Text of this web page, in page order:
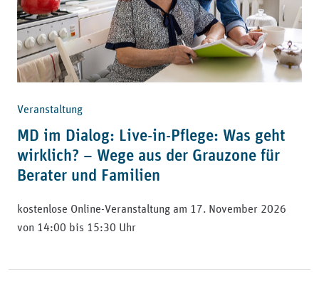
Veranstaltung
MD im Dialog: Live-in-Pflege: Was geht
wirklich? – Wege aus der Grauzone für
Berater und Familien
kostenlose Online-Veranstaltung am 17. November 2026
von 14:00 bis 15:30 Uhr